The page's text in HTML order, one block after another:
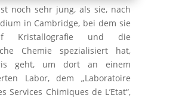
noch sehr jung, als sie, nach
in Cambridge, bei dem sie
Kristallografie und die
Chemie spezialisiert hat,
geht, um dort an einem
Labor, dem „Laboratoire
Services Chimiques de L’Etat“,